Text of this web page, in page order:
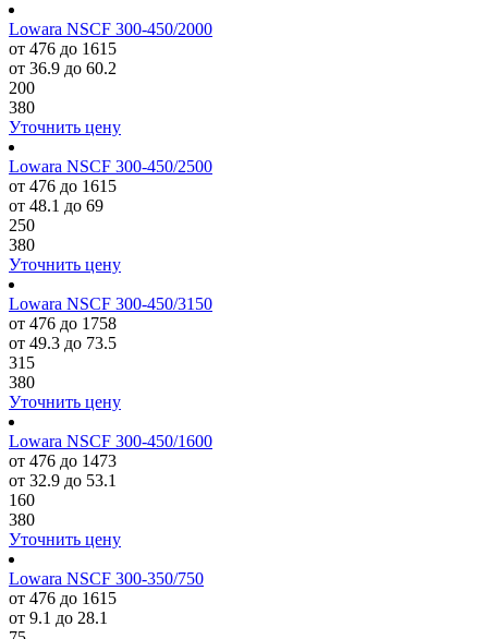
Lowara NSCF 300-450/2000
от 476 до 1615
от 36.9 до 60.2
200
380
Уточнить цену
Lowara NSCF 300-450/2500
от 476 до 1615
от 48.1 до 69
250
380
Уточнить цену
Lowara NSCF 300-450/3150
от 476 до 1758
от 49.3 до 73.5
315
380
Уточнить цену
Lowara NSCF 300-450/1600
от 476 до 1473
от 32.9 до 53.1
160
380
Уточнить цену
Lowara NSCF 300-350/750
от 476 до 1615
от 9.1 до 28.1